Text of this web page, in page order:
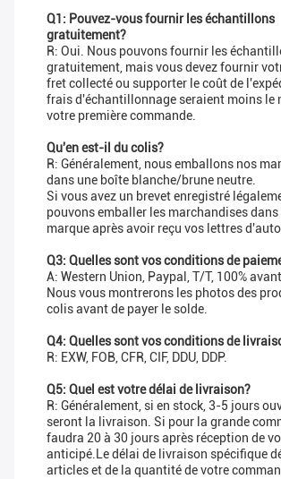
Q1: Pouvez-vous fournir les échantillons
gratuitement?
R: Oui. Nous pouvons fournir les
gratuitement, mais vous devez fournir
fret collecté ou supporter le coût de
frais d'échantillonnage seraient moins le
votre première commande.
Qu'en est-il du colis?
R: Généralement, nous emballons nos
dans une boîte blanche/brune neutre.
Si vous avez un brevet enregistré
pouvons emballer les marchandises
marque après avoir reçu vos lettres
Q3: Quelles sont vos conditions de
A: Western Union, Paypal, T/T, 100%
Nous vous montrerons les photos des
colis avant de payer le solde.
Q4: Quelles sont vos conditions de
R: EXW, FOB, CFR, CIF, DDU, DDP.
Q5: Quel est votre délai de livraison?
R: Généralement, si en stock, 3-5 jours
seront la livraison. Si pour la grande
faudra 20 à 30 jours après réception de
anticipé.Le délai de livraison spécifique
articles et de la quantité de votre